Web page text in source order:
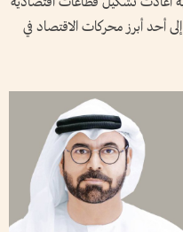
أحد أبرز محركات الاقتصاد في